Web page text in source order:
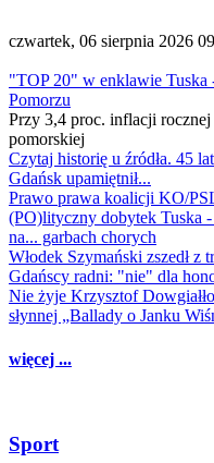
czwartek, 06 sierpnia 2026
"TOP 20" w enklawie
Pomorzu
Przy 3,4 proc. inflacji
pomorskiej
Czytaj historię u źródła. 45
Gdańsk upamiętnił...
Prawo prawa koalicji KO/
(PO)lityczny dobytek Tuska
na... garbach chorych
Włodek Szymański zszedł z
Gdańscy radni: "nie" dla
Nie żyje Krzysztof
słynnej „Ballady o Janku
więcej ...
Sport